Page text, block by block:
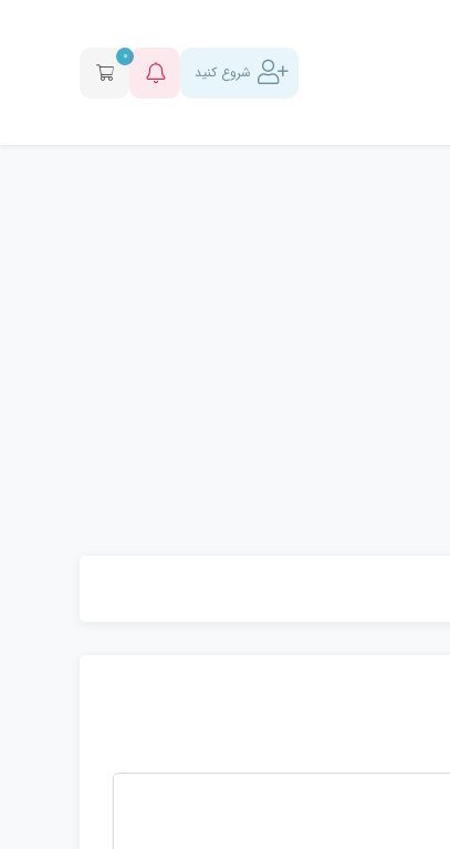
شروع کنید
0